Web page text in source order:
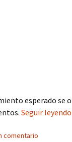
esperado se
Seguir
comentario